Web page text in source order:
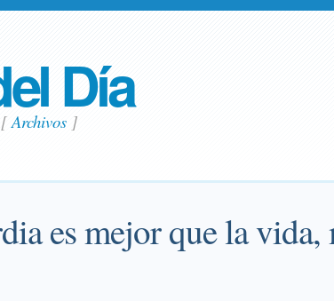
Día
[Archivos]
es mejor que la vida,